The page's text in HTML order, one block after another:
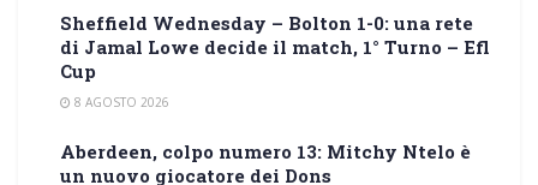
Sheffield Wednesday – Bolton 1-0: una rete
di Jamal Lowe decide il match, 1° Turno – Efl
Cup
8 AGOSTO 2026
Aberdeen, colpo numero 13: Mitchy Ntelo è
un nuovo giocatore dei Dons